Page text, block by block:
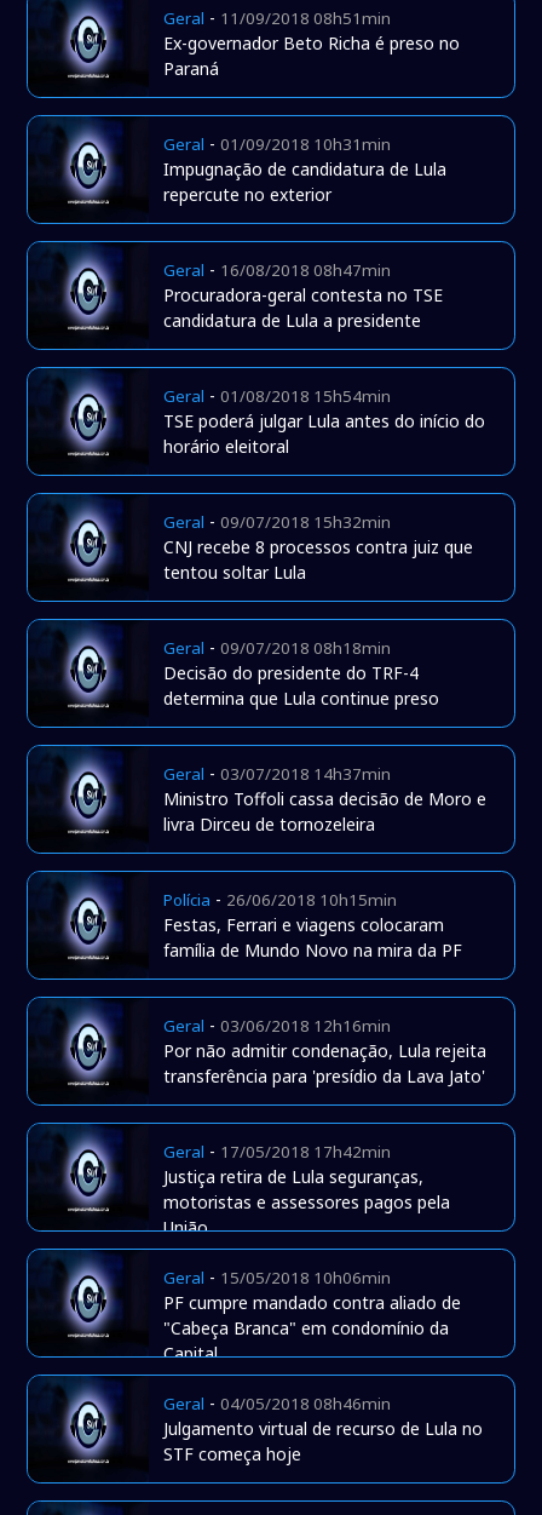
Geral - 11/09/2018 08h51min
Ex-governador Beto Richa é preso no
Paraná
Geral -01/09/2018 10h31min
Impugnação de candidatura de Lula
repercute no exterior
Geral - 16/08/2018 08h47min
Procuradora-geral contesta no TSE
candidatura de Lula a presidente
Geral -01/08/2018 15h54min
TSE poderá julgar Lula antes do início do
horário eleitoral
Geral -09/07/2018 15h32min
CNJ recebe 8 processos contra juiz que
tentou soltar Lula
Geral -09/07/2018 08h18min
Decisão do presidente do TRF-4
determina que Lula continue preso
Geral -03/07/2018 14h37min
Ministro Toffoli cassa decisão de Moro e
livra Dirceu de tornozeleira
Polícia - 26/06/2018 10h15min
Festas, Ferrari e viagens colocaram
família de Mundo Novo na mira da PF
Geral -03/06/2018 12h16min
Por não admitir condenação, Lula rejeita
transferência para 'presídio da Lava Jato'
Geral - 17/05/2018 17h42min
Justiça retira de Lula seguranças,
motoristas e assessores pagos pela
União
Geral - 15/05/2018 10h06min
PF cumpre mandado contra aliado de
"Cabeça Branca" em condomínio da
Capital
Geral -04/05/2018 08h46min
Julgamento virtual de recurso de Lula no
STF começa hoje